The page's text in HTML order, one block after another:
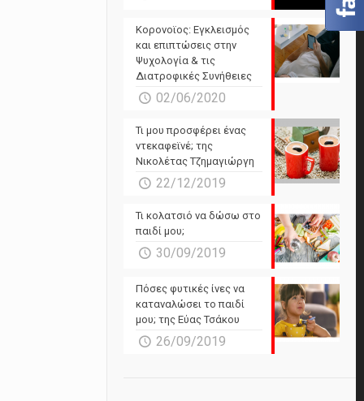
Κορονοϊος: Εγκλεισμός
και επιπτώσεις στην
Ψυχολογία & τις
Διατροφικές Συνήθειες
02/06/2020
Τι μου προσφέρει ένας
ντεκαφεϊνέ; της
Νικολέτας Τζημαγιώργη
22/12/2019
Τι κολατσιό να δώσω στο
παιδί μου;
30/09/2019
Πόσες φυτικές ίνες να
καταναλώσει το παιδί
μου; της Εύας Τσάκου
26/09/2019